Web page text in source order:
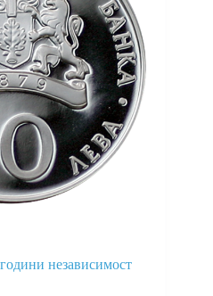
независимост